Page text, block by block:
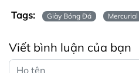
Tags: Giày Bóng Đá Mercurial
Viết bình luận của bạn